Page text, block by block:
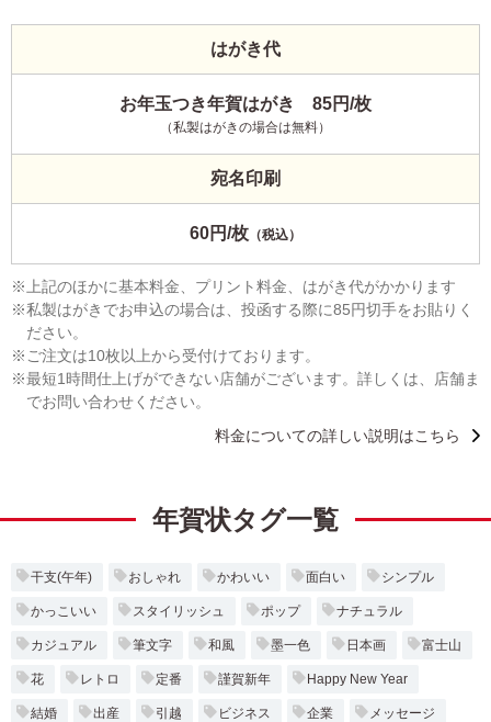
はがき代
お年玉つき年賀はがき 85円/枚
（私製はがきの場合は無料）
宛名印刷
60円/枚 （税込）
上記のほかに基本料金、プリント料金、はがき代がかかります
私製はがきでお申込の場合は、投函する際に85円切手をお貼りく
ださい。
ご注文は10枚以上から受付けております。
最短1時間仕上げができない店舗がございます。詳しくは、店舗ま
でお問い合わせください。
料金についての詳しい説明はこちら
年賀状タグ一覧
干支(午年) おしゃれ かわいい 面白い シンプル
かっこいい スタイリッシュ ポップ ナチュラル
カジュアル 筆文字 和風 墨一色 日本画 富士山
花 レトロ 定番 謹賀新年 Happy New Year
結婚 出産 引越 ビジネス 企業 メッセージ